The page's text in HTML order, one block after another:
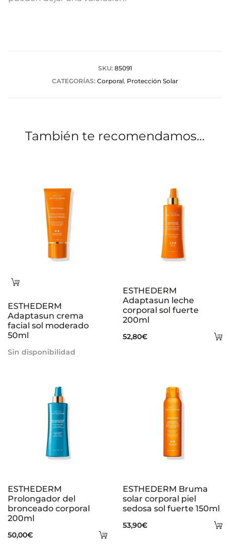
SKU: 85091
CATEGORÍAS: Corporal, Protección Solar
También te recomendamos…
Leer
ESTHEDERM
Adaptasun crema
facial sol moderado
50ml
Sin disponibilidad
ESTHEDERM
Adaptasun leche
corporal sol fuerte
200ml
52,80€
Añadir
ESTHEDERM
Prolongador del
bronceado corporal
200ml
50,00€
ESTHEDERM Bruma
solar corporal piel
sedosa sol fuerte 150ml
53,90€